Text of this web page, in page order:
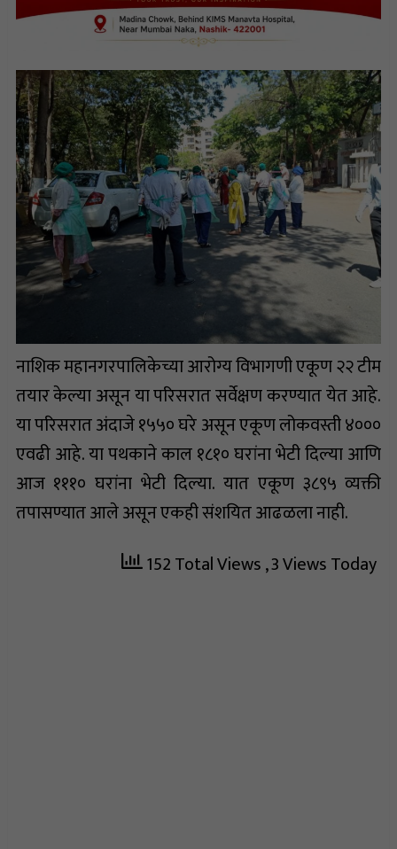
नाशिक महानगरपालिकेच्या आरोग्य विभागणी एकूण २२ टीम
तयार केल्या असून या परिसरात सर्वेक्षण करण्यात येत आहे.
या परिसरात अंदाजे १५५० घरे असून एकूण लोकवस्ती ४०००
एवढी आहे. या पथकाने काल १८१० घरांना भेटी दिल्या आणि
आज १११० घरांना भेटी दिल्या. यात एकूण ३८९५ व्यक्ती
तपासण्यात आले असून एकही संशयित आढळला नाही.
152 Total Views, 3 Views Today